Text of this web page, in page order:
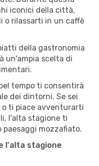
iconici della città,
o rilassarti in un caffè
della gastronomia
un'ampia scelta di
tempo ti consentirà
dei dintorni. Se sei
ti piace avventurarti
l'alta stagione ti
mozzafiato.
l'alta stagione